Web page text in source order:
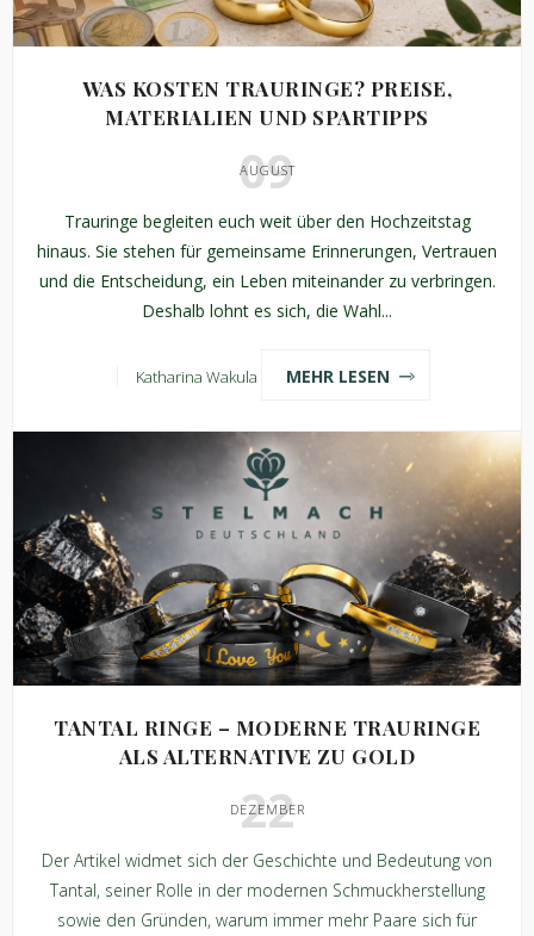
WAS KOSTEN TRAURINGE? PREISE,
MATERIALIEN UND SPARTIPPS
09
AUGUST
Trauringe begleiten euch weit über den Hochzeitstag
hinaus. Sie stehen für gemeinsame Erinnerungen, Vertrauen
und die Entscheidung, ein Leben miteinander zu verbringen.
Deshalb lohnt es sich, die Wahl...
Katharina Wakula MEHR LESEN
TANTAL RINGE – MODERNE TRAURINGE
ALS ALTERNATIVE ZU GOLD
22
DEZEMBER
Der Artikel widmet sich der Geschichte und Bedeutung von
Tantal, seiner Rolle in der modernen Schmuckherstellung
sowie den Gründen, warum immer mehr Paare sich für